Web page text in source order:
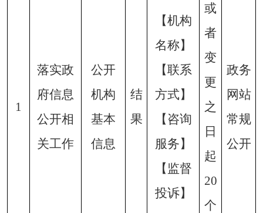
1
落实政
府信息
公开相
关工作
公开
机构
基本
信息
结
果
【机构
名称】
【联系
方式】
【咨询
服务】
【监督
投诉】
或
者
变
更
之
日
起
20
个
政务
网站
常规
公开